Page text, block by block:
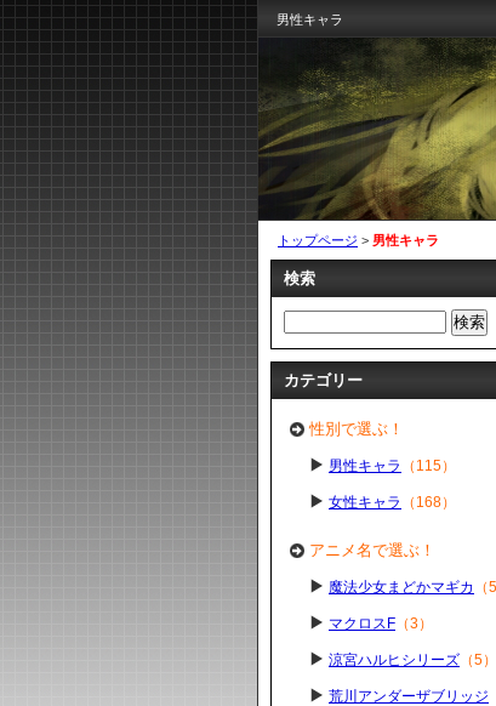
男性キャラ
検索
カテゴリー
性別で選ぶ！
男性キャラ （115）
女性キャラ （168）
アニメ名で選ぶ！
魔法少女まどかマギカ （
マクロスF （3）
涼宮ハルヒシリーズ （5）
荒川アンダーザブリッジ
トップページ > 男性キャラ